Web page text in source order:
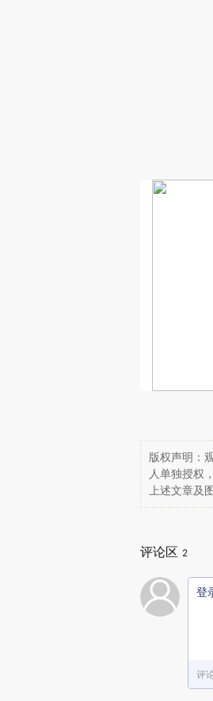
版权声明：
人单独授权
上述文章及
评论区 2
登
评